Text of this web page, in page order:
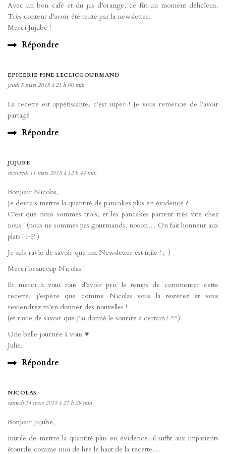
Avec un bon café et du jus d’orange, ce fût un moment délicieux.
Très content d’avoir été tenté par la newsletter.
Merci Jujube !
Répondre
EPICERIE FINE LECLICGOURMAND
jeudi 5 mars 2015 à 21 h 00 min
La recette est appétissante, c’est super ! Je vous remercie de l’avoir
partagé
Répondre
JUJUBE
mercredi 11 mars 2015 à 12 h 44 min
Bonjour Nicolas,
Je devrais mettre la quantité de pancakes plus en évidence ?
C’est que nous sommes trois, et les pancakes partent très vite chez
nous ! (nous ne sommes pas gourmands, nooon… On fait honneur aux
plats ! :-P )
Je suis ravie de savoir que ma Newsletter est utile ! ;-)
Merci beaucoup Nicolas !
Et merci à vous tous d’avoir pris le temps de commenter cette
recette, j’espère que comme Nicolas vous la testerez et vous
reviendrez m’en donner des nouvelles !
(et ravie de savoir que j’ai donné le sourire à certain ! ^^)
Une belle journée à vous ♥
Julie.
Répondre
NICOLAS
samedi 14 mars 2015 à 21 h 29 min
Bonjour Jujube,
inutile de mettre la quantité plus en évidence, il suffit aux impatients
étourdis comme moi de lire le haut de la recette…